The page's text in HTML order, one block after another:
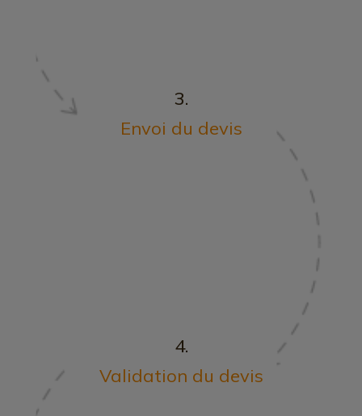
3.
Envoi du devis
4.
Validation du devis